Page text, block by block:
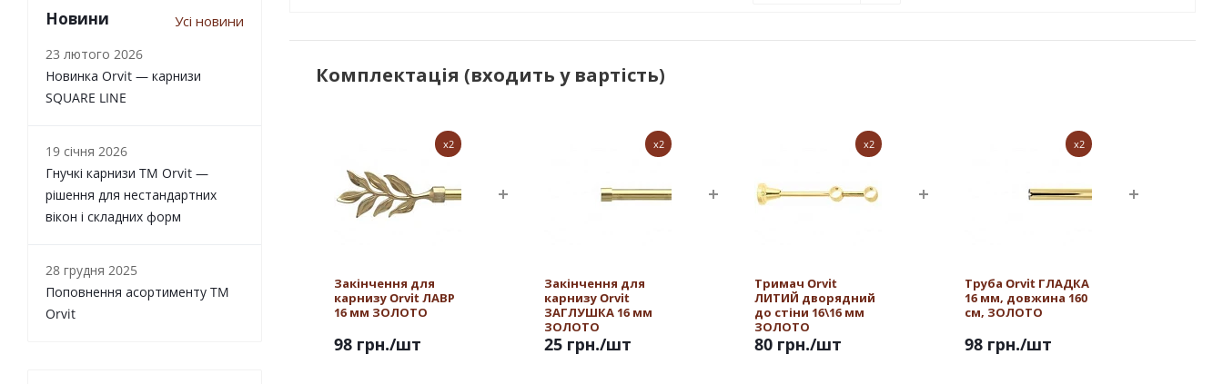
Комплектація (входить у вартість)
x2
Закінчення для
карнизу Orvit ЛАВР
16 мм ЗОЛОТО
98 грн./шт
x2
Закінчення для
карнизу Orvit
ЗАГЛУШКА 16 мм
ЗОЛОТО
25 грн./шт
x2
Тримач Orvit
ЛИТИЙ дворядний
до стіни 16\16 мм
ЗОЛОТО
80 грн./шт
x2
Труба Orvit ГЛАДКА
16 мм, довжина 160
см, ЗОЛОТО
98 грн./шт
Новини Усі новини
23 лютого 2026
Новинка Orvit — карнизи
SQUARE LINE
19 січня 2026
Гнучкі карнизи TM Orvit —
рішення для нестандартних
вікон і складних форм
28 грудня 2025
Поповнення асортименту TM
Orvit